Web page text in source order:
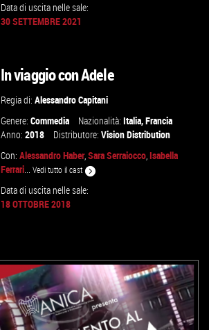
Data di uscita nelle sale:
30 SETTEMBRE 2021
In viaggio con Adele
Regia di:Alessandro Capitani
Genere:Commedia Nazionalità:Italia,Francia
Anno:2018 Distributore:Vision Distribution
Con:Alessandro Haber,Sara Serraiocco,Isabella
Ferrari...Vedi tutto il cast
Data di uscita nelle sale:
18 OTTOBRE 2018